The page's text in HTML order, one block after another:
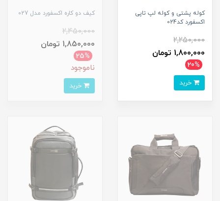
کوله پشتی و کوله لپ تاپی
اکسفورد کد024
2,250,000
1,800,000 تومان
20%
کیف دو کاره اکسفورد مدل 027
2,450,000
1,850,000 تومان
25%
ناموجود